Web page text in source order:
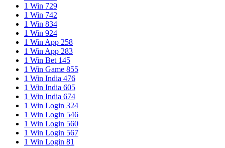
1 Win 729
1 Win 742
1 Win 834
1 Win 924
1 Win App 258
1 Win App 283
1 Win Bet 145
1 Win Game 855
1 Win India 476
1 Win India 605
1 Win India 674
1 Win Login 324
1 Win Login 546
1 Win Login 560
1 Win Login 567
1 Win Login 81